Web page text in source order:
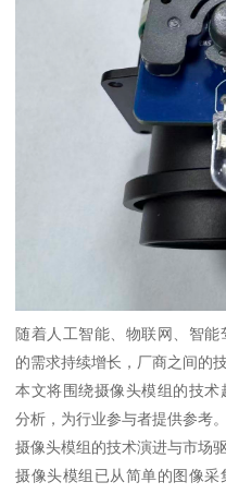
随着人工智能、物联网、智
的需求持续增长，厂商之间的
本文将围绕摄像头模组的技
分析，为行业参与者提供参考。
摄像头模组的技术演进与市场
摄像头模组已从简单的图像采